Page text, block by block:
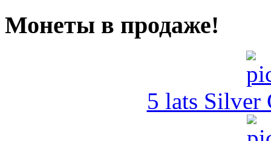
Монеты в продаже!
5 lats Silver